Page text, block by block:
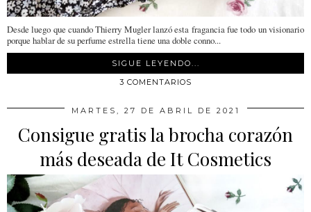
Desde luego que cuando Thierry Mugler lanzó esta fragancia fue todo un visionario
porque hablar de su perfume estrella tiene una doble conno...
SIGUE LEYENDO...
3 COMENTARIOS
MARTES, 27 DE ABRIL DE 2021
Consigue gratis la brocha corazón
más deseada de It Cosmetics